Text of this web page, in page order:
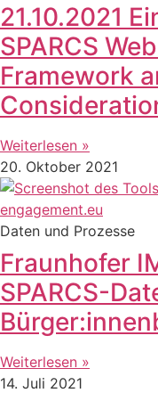
21.10.2021
SPARCS
Framework
Weiterlesen »
20. Oktober 2021
Daten und Prozesse
Fraunhofer
SPARCS-
Weiterlesen »
14. Juli 2021